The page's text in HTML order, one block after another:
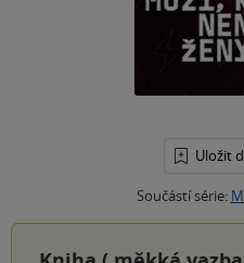
Uložit
Součástí série: